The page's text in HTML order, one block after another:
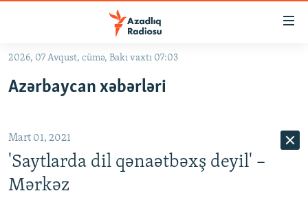
Əsas
qayıt
qayıt
Axtarışa
keç FƏRQƏ BAX
2026, 07 Avqust, cümə, Bakı vaxtı 07:03
Azərbaycan xəbərləri
Mart 01, 2021
'Saytlarda dil qənaətbəxş deyil' –
Mərkəz